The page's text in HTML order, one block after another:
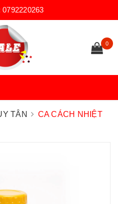
0792220263
0
TÂN
CA CÁCH NHIỆT